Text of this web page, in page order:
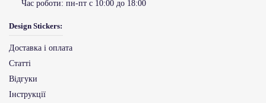
Час роботи: пн-пт с 10:00 до 18:00
Design Stickers:
Доставка і оплата
Статті
Відгуки
Інструкції